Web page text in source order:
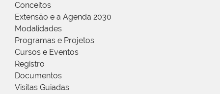
Conceitos
Extensão e a Agenda 2030
Modalidades
Programas e Projetos
Cursos e Eventos
Registro
Documentos
Visitas Guiadas